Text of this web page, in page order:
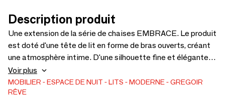
Description produit
Une extension de la série de chaises EMBRACE. Le produit
est doté d'une tête de lit en forme de bras ouverts, créant
une atmosphère intime. D'une silhouette fine et élégante,
le lit est sans aucun doute séduisant sous tous les angles.
Voir plus
MOBILIER ESPACE DE NUIT LITS MODERNE
GREGOIR
RÊVE